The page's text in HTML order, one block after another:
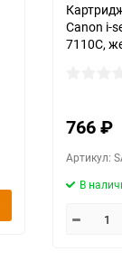
Canon i-
7110C,
766₽
Артикул:
В